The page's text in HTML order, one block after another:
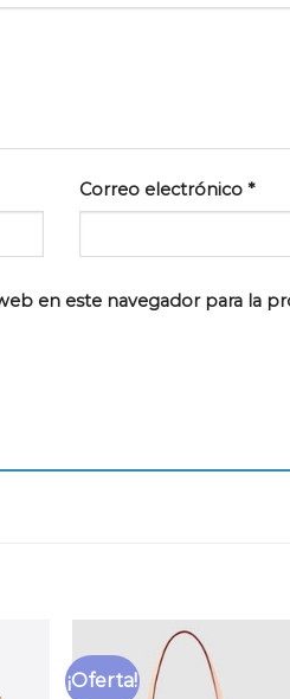
Correo electrónico *
en este navegador para la
¡Oferta!